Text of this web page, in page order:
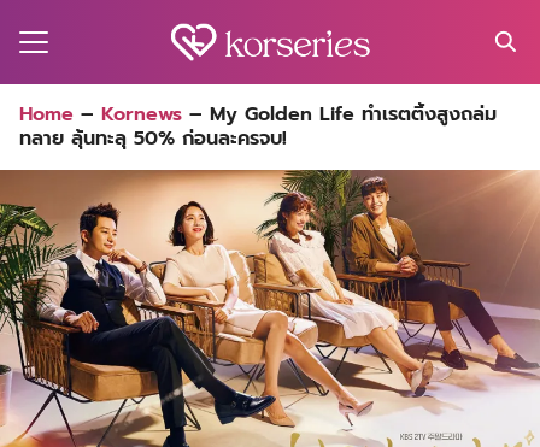
for:
Home – Kornews – My Golden Life ทำเรตติ้งสูงถล่ม
ทลาย ลุ้นทะลุ 50% ก่อนละครจบ!